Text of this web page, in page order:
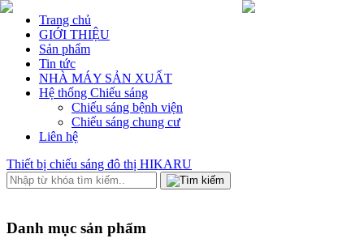
Trang chủ
GIỚI THIỆU
Sản phẩm
Tin tức
NHÀ MÁY SẢN XUẤT
Hệ thống Chiếu sáng
Chiếu sáng bệnh viện
Chiếu sáng chung cư
Liên hệ
Thiết bị chiếu sáng đô thị HIKARU
Danh mục sản phẩm